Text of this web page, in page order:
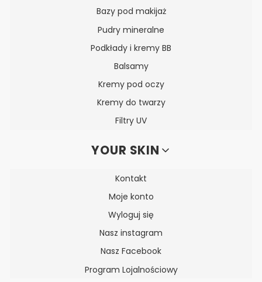
Bazy pod makijaż
Pudry mineralne
Podkłady i kremy BB
Balsamy
Kremy pod oczy
Kremy do twarzy
Filtry UV
YOUR SKIN
Kontakt
Moje konto
Wyloguj się
Nasz instagram
Nasz Facebook
Program Lojalnościowy